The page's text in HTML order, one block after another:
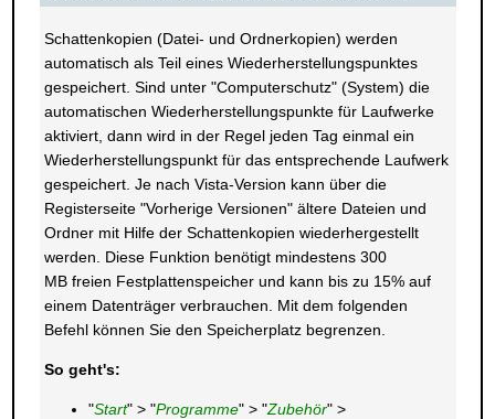
Schattenkopien (Datei- und Ordnerkopien) werden
automatisch als Teil eines Wiederherstellungspunktes
gespeichert. Sind unter "Computerschutz" (System) die
automatischen Wiederherstellungspunkte für Laufwerke
aktiviert, dann wird in der Regel jeden Tag einmal ein
Wiederherstellungspunkt für das entsprechende Laufwerk
gespeichert. Je nach Vista-Version kann über die
Registerseite "Vorherige Versionen" ältere Dateien und
Ordner mit Hilfe der Schattenkopien wiederhergestellt
werden. Diese Funktion benötigt mindestens 300
MB freien Festplattenspeicher und kann bis zu 15% auf
einem Datenträger verbrauchen. Mit dem folgenden
Befehl können Sie den Speicherplatz begrenzen.
So geht's:
"Start" > "Programme" > "Zubehör" >